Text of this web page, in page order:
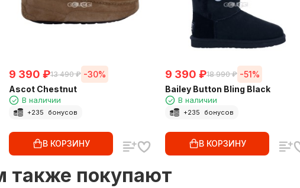
9 390 ₽13 490 ₽ -30%
Ascot Chestnut
В наличии
+235 бонусов
В КОРЗИНУ
9 390 ₽18 990 ₽ -51%
Bailey Button Bling Black
В наличии
+235 бонусов
В КОРЗИНУ
также покупают